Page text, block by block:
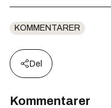
KOMMENTARER
Del
Kommentarer